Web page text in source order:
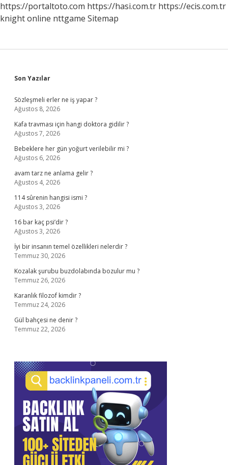
https://portaltoto.com https://hasi.com.tr https://ecis.com.tr
knight online nttgame Sitemap
Sidebar
Son Yazılar
Sözleşmeli erler ne iş yapar ?
Ağustos 8, 2026
Kafa travması için hangi doktora gidilir ?
Ağustos 7, 2026
Bebeklere her gün yoğurt verilebilir mi ?
Ağustos 6, 2026
avam tarz ne anlama gelir ?
Ağustos 4, 2026
114 sûrenin hangisi ismi ?
Ağustos 3, 2026
16 bar kaç psi’dir ?
Ağustos 3, 2026
İyi bir insanın temel özellikleri nelerdir ?
Temmuz 30, 2026
Kozalak şurubu buzdolabında bozulur mu ?
Temmuz 26, 2026
Karanlık filozof kimdir ?
Temmuz 24, 2026
Gül bahçesi ne denir ?
Temmuz 22, 2026